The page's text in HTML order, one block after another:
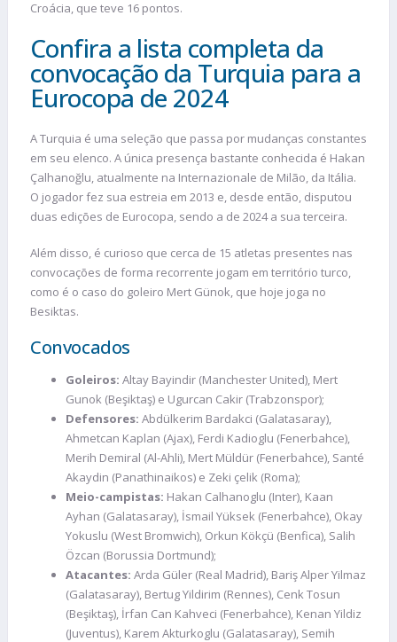
Croácia, que teve 16 pontos.
Confira a lista completa da
convocação da Turquia para a
Eurocopa de 2024
A Turquia é uma seleção que passa por mudanças constantes
em seu elenco. A única presença bastante conhecida é Hakan
Çalhanoğlu, atualmente na Internazionale de Milão, da Itália.
O jogador fez sua estreia em 2013 e, desde então, disputou
duas edições de Eurocopa, sendo a de 2024 a sua terceira.
Além disso, é curioso que cerca de 15 atletas presentes nas
convocações de forma recorrente jogam em território turco,
como é o caso do goleiro Mert Günok, que hoje joga no
Besiktas.
Convocados
Goleiros: Altay Bayindir (Manchester United), Mert
Gunok (Beşiktaş) e Ugurcan Cakir (Trabzonspor);
Defensores: Abdülkerim Bardakci (Galatasaray),
Ahmetcan Kaplan (Ajax), Ferdi Kadioglu (Fenerbahce),
Merih Demiral (Al-Ahli), Mert Müldür (Fenerbahce), Santé
Akaydin (Panathinaikos) e Zeki çelik (Roma);
Meio-campistas: Hakan Calhanoglu (Inter), Kaan
Ayhan (Galatasaray), İsmail Yüksek (Fenerbahce), Okay
Yokuslu (West Bromwich), Orkun Kökçü (Benfica), Salih
Özcan (Borussia Dortmund);
Atacantes: Arda Güler (Real Madrid), Bariş Alper Yilmaz
(Galatasaray), Bertug Yildirim (Rennes), Cenk Tosun
(Beşiktaş), İrfan Can Kahveci (Fenerbahce), Kenan Yildiz
(Juventus), Karem Akturkoglu (Galatasaray), Semih